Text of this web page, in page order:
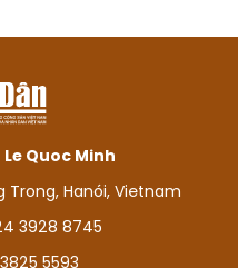
Le Quoc Minh
Trong, Hanói, Vietnam
3928 8745
5593